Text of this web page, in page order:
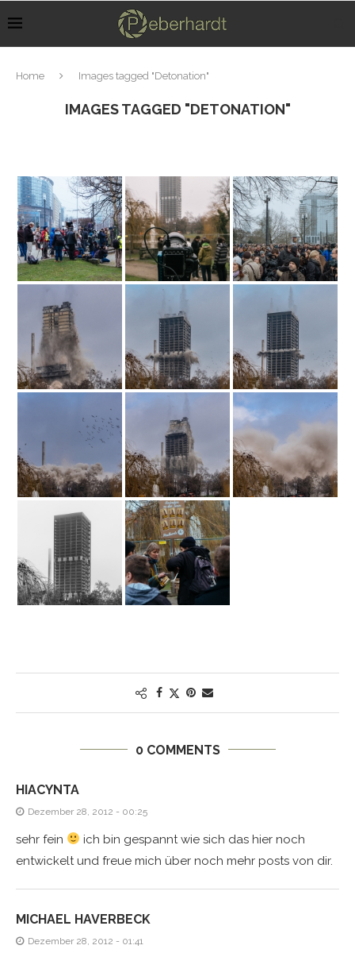
Home Images tagged "Detonation"
IMAGES TAGGED "DETONATION"
0 COMMENTS
HIACYNTA
Dezember 28, 2012 - 00:25
sehr fein
ich bin gespannt wie sich das hier noch
entwickelt und freue mich über noch mehr posts von dir.
MICHAEL HAVERBECK
Dezember 28, 2012 - 01:41